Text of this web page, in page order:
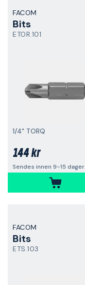
FACOM
Bits
ETOR.101
1/4" TORQ
144 kr
Sendes innen 9-15 dager
FACOM
Bits
ETS.103